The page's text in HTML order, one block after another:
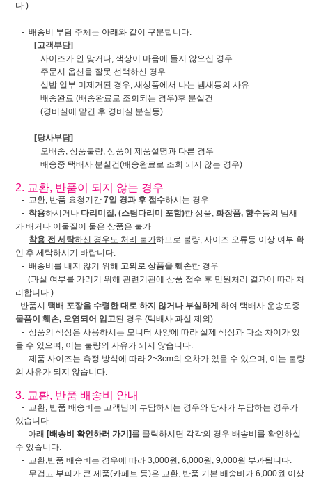
다.)
- 배송비 부담 주체는 아래와 같이 구분합니다.
[고객부담]
사이즈가 안 맞거나, 색상이 마음에 들지 않으신 경우
주문시 옵션을 잘못 선택하신 경우
실밥 일부 미제거된 경우, 새상품에서 나는 냄새등의 사유
배송완료 (배송완료로 조회되는 경우)후 분실건
(경비실에 맡긴 후 경비실 분실등)
[당사부담]
오배송, 상품불량, 상품이 제품설명과 다른 경우
배송중 택배사 분실건(배송완료로 조회 되지 않는 경우)
2. 교환, 반품이 되지 않는 경우
- 교환, 반품 요청기간 7일 경과 후 접수하시는 경우
- 착용하시거나 다리미질, (스팀다리미 포함)한 상품, 화장품, 향수등의 냄새
가 배거나 이물질이 뭍은 상품은 불가
- 착용 전 세탁하신 경우도 처리 불가하므로 불량, 사이즈 오류등 이상 여부 확
인 후 세탁하시기 바랍니다.
- 배송비를 내지 않기 위해 고의로 상품을 훼손한 경우
(과실 여부를 가리기 위해 관련기관에 상품 접수 후 민원처리 결과에 따라 처
리합니다.)
- 반품시 택배 포장을 수령한 대로 하지 않거나 부실하게 하여 택배사 운송도중
물품이 훼손, 오염되어 입고된 경우 (택배사 과실 제외)
- 상품의 색상은 사용하시는 모니터 사양에 따라 실제 색상과 다소 차이가 있
을 수 있으며, 이는 불량의 사유가 되지 않습니다.
- 제품 사이즈는 측정 방식에 따라 2~3cm의 오차가 있을 수 있으며, 이는 불량
의 사유가 되지 않습니다.
3. 교환, 반품 배송비 안내
- 교환, 반품 배송비는 고객님이 부담하시는 경우와 당사가 부담하는 경우가
있습니다.
아래 [배송비 확인하러 가기] 를 클릭하시면 각각의 경우 배송비를 확인하실
수 있습니다.
- 교환,반품 배송비는 경우에 따라 3,000원, 6,000원, 9,000원 부과됩니다.
- 무겁고 부피가 큰 제품(카페트 등)은 교환, 반품 기본 배송비가 6,000원 이상